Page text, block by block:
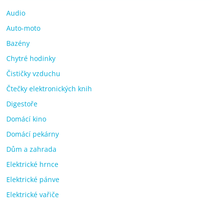
Audio
Auto-moto
Bazény
Chytré hodinky
Čističky vzduchu
Čtečky elektronických knih
Digestoře
Domácí kino
Domácí pekárny
Dům a zahrada
Elektrické hrnce
Elektrické pánve
Elektrické vařiče